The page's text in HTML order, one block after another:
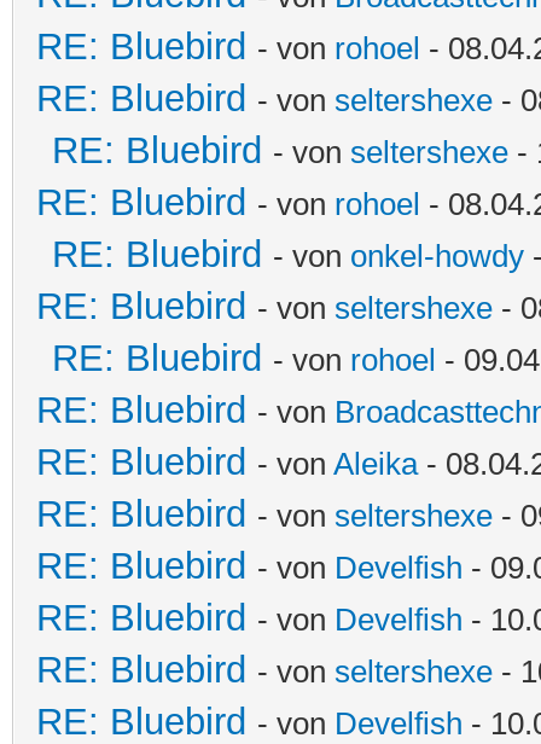
RE: Bluebird - von rohoel -
RE: Bluebird - von seltershexe -
RE: Bluebird - von seltershexe -
RE: Bluebird - von rohoel -
RE: Bluebird - von onkel-howdy
RE: Bluebird - von seltershexe -
RE: Bluebird - von rohoel -
RE: Bluebird - von
RE: Bluebird - von Aleika-
RE: Bluebird - von seltershexe -
RE: Bluebird - von Develfish -
RE: Bluebird - von Develfish -
RE: Bluebird - von seltershexe -
RE: Bluebird - von Develfish -